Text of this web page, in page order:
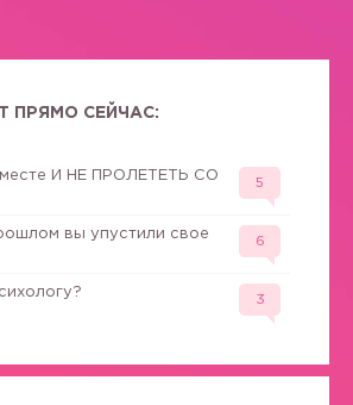
ПРЯМО СЕЙЧАС:
И НЕ ПРОЛЕТЕТЬ СО
5
вы упустили свое
6
3